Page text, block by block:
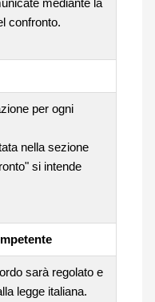
confronto.
per ogni
nella sezione
si intende
sarà regolato e
legge italiana.